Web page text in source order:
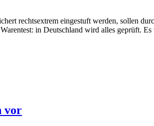
rechtsextrem eingestuft werden, sollen
in Deutschland wird alles geprüft.
vor